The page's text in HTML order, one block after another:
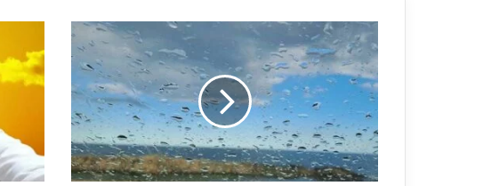
:
حالة
الطقس
ودرجات
الحرارة
الغنوشي:
موجة
حرارة
الطريق